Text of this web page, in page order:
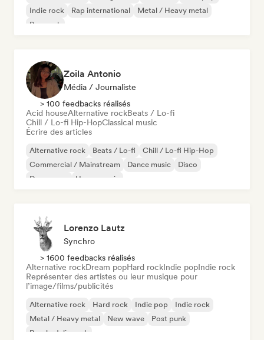
Indie rock
Rap international
Metal / Heavy metal
Pop rock
Zoila Antonio
Média / Journaliste
> 100 feedbacks réalisés
Acid houseAlternative rockBeats / Lo-fi
Chill / Lo-fi Hip-HopClassical music
Écrire des articles
Alternative rock Beats / Lo-fi
Chill / Lo-fi Hip-Hop
Commercial / Mainstream
Dance music
Disco
Dream pop
House music
Lorenzo Lautz
Synchro
> 1600 feedbacks réalisés
Alternative rockDream popHard rockIndie popIndie rock
Représenter des artistes ou leur musique pour
l’image/films/publicités
Alternative rock Hard rock Indie pop
Indie rock
Metal / Heavy metal
New wave
Post punk
Psychedelic rock